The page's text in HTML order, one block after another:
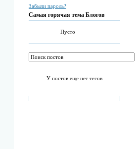
Забыли пароль?
Самая горячая тема Блогов
Пусто
У постов еще нет тегов